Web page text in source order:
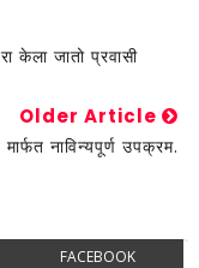
जातो प्रवासी
Older Article
नाविन्यपूर्ण उपक्रम.
FACEBOOK